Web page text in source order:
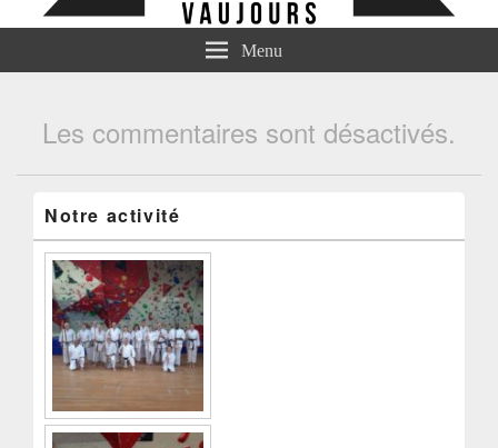
Menu
Les commentaires sont désactivés.
Notre activité